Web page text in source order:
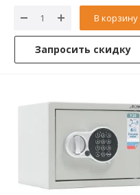
В корзину
Запросить скидку